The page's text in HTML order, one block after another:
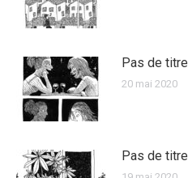
Pas de titre
20 mai 2020
Pas de titre